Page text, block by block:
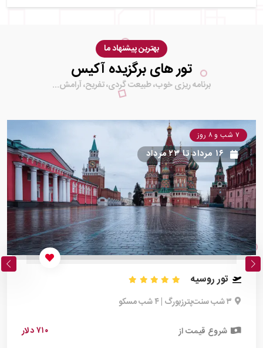
بهترین پیشنهاد ما
تور های برگزیده آکیس
برنامه ریزی خوب، طبیعت گردی، تفریح، آرامش...
۷ شب و ۸ روز
۱۶ مرداد تا۲۳ مرداد
تور روسیه
۳ شب سنت‌پترزبورگ | ۴ شب مسکو
شروع قیمت از ۷۱۰ دلار